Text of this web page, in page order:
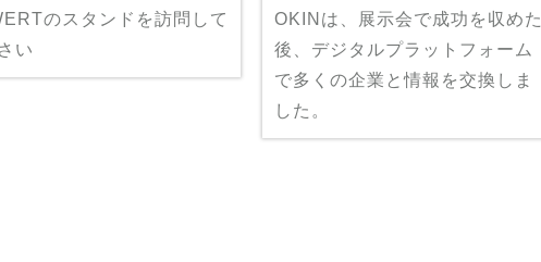
のスタンドを訪問して
い
OKINは、展示会で成功を収めた
後、デジタルプラットフォーム
で多くの企業と情報を交換しま
した。